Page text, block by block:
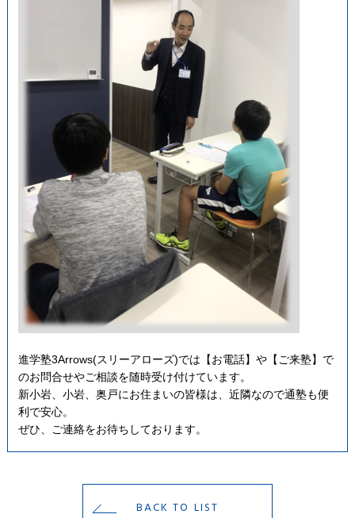
進学塾3Arrows(スリーアローズ)では 【お電話】や【ご来塾】で
のお問合せやご相談を随時受け付けています。
新小岩、小岩、奥戸にお住まいの皆様は、近隣なので通塾も便
利で安心。
ぜひ、ご連絡をお待ちしております。
BACK TO LIST